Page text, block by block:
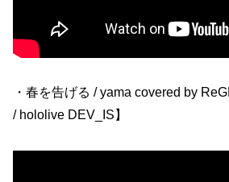
・春を告げる / yama covered by
/ hololive DEV_IS】